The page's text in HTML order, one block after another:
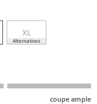
XL
Alternatives
coupe ample